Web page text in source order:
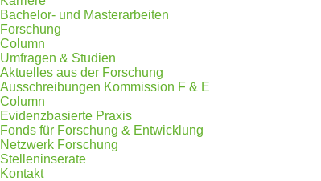
Bachelor- und Masterarbeiten
Forschung
Column
Umfragen & Studien
Aktuelles aus der Forschung
Ausschreibungen Kommission F & E
Column
Evidenzbasierte Praxis
Fonds für Forschung & Entwicklung
Netzwerk Forschung
Stelleninserate
Kontakt